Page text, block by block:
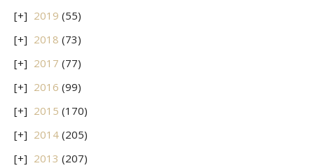
2019 (55)
2018 (73)
2017 (77)
2016 (99)
2015 (170)
2014 (205)
2013 (207)